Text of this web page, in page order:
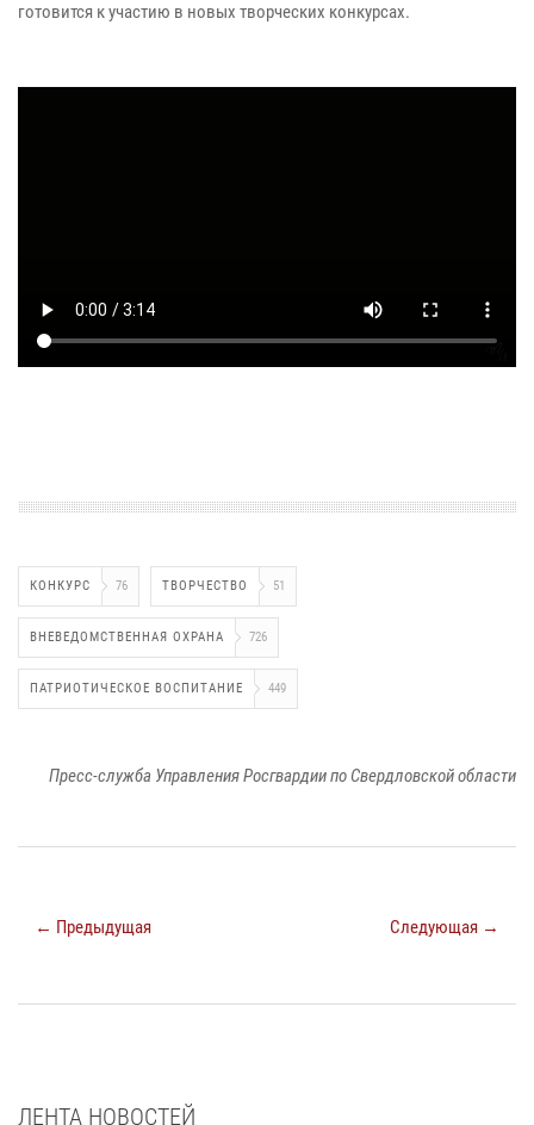
готовится к участию в новых творческих конкурсах.
КОНКУРС 76 ТВОРЧЕСТВО 51
ВНЕВЕДОМСТВЕННАЯ ОХРАНА 726
ПАТРИОТИЧЕСКОЕ ВОСПИТАНИЕ 449
Пресс-служба Управления Росгвардии по Свердловской области
← Предыдущая Следующая →
ЛЕНТА НОВОСТЕЙ